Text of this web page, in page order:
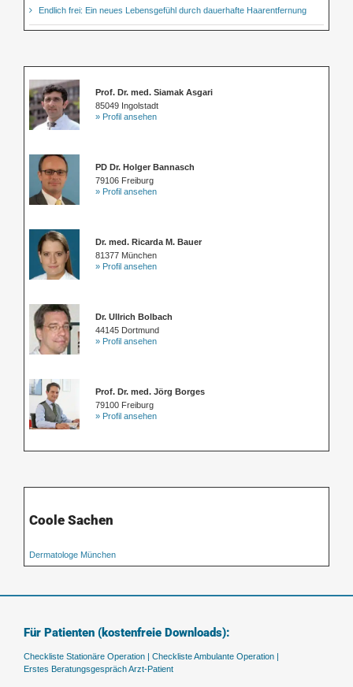
Endlich frei: Ein neues Lebensgefühl durch dauerhafte Haarentfernung
Prof. Dr. med. Siamak Asgari
85049 Ingolstadt
» Profil ansehen
PD Dr. Holger Bannasch
79106 Freiburg
» Profil ansehen
Dr. med. Ricarda M. Bauer
81377 München
» Profil ansehen
Dr. Ullrich Bolbach
44145 Dortmund
» Profil ansehen
Prof. Dr. med. Jörg Borges
79100 Freiburg
» Profil ansehen
Coole Sachen
Dermatologe München
Für Patienten (kostenfreie Downloads):
Checkliste Stationäre Operation | Checkliste Ambulante Operation |
Erstes Beratungsgespräch Arzt-Patient